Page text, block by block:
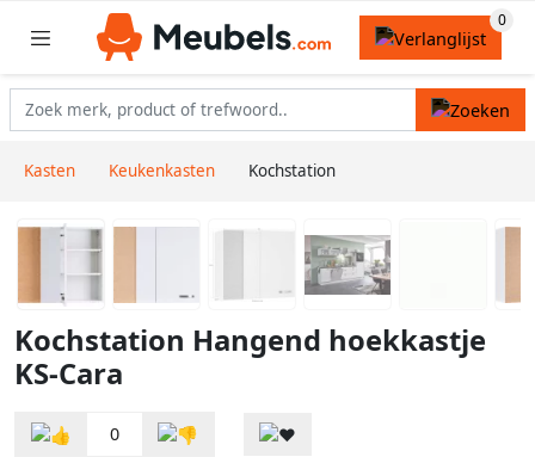
Kasten Keukenkasten Kochstation
Kochstation Hangend hoekkastje
KS-Cara
0